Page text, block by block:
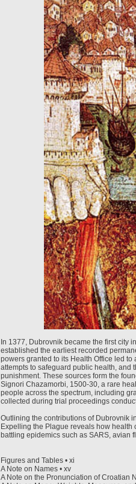
In 1377, Dubrovnik became the first city
established the earliest recorded
powers granted to its Health Office led
attempts to safeguard public health, and
punishment. These sources form the
Signori Chazamorbi, 1500-30, a rare
people across the spectrum, including
collected during trial proceedings
Outlining the contributions of Dubrovnik
Expelling the Plague reveals how
battling epidemics such as SARS, avian
Figures and Tables • xi
A Note on Names • xv
A Note on the Pronunciation of Croatian